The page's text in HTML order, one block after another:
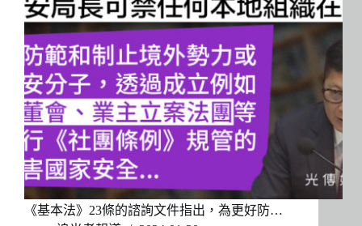
《基本法》23條的諮詢文件指出，為更好防…